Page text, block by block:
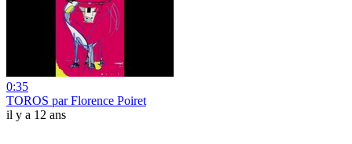
0:35
TOROS par Florence Poiret
il y a 12 ans